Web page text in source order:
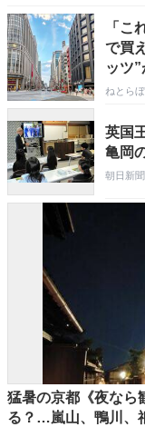
「
で買
ッツ
ょっ
ねとらぼ
英国
亀岡
朝日新聞
猛暑の京都《夜なら
る？…嵐山、鴨川、